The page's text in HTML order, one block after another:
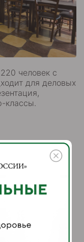
человек с
для деловых
классы.